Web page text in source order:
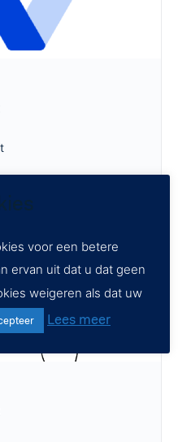
voor een betere
ervan uit dat u dat geen
weigeren als dat uw
Lees meer